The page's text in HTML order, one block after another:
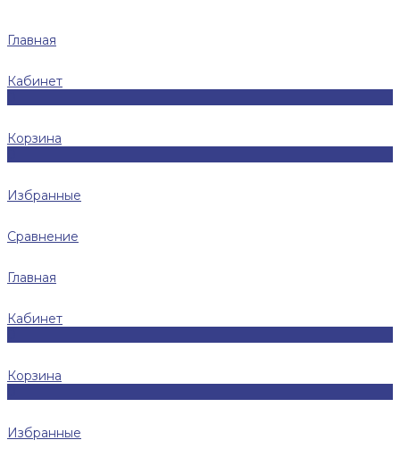
Главная
Кабинет
Корзина
Избранные
Сравнение
Главная
Кабинет
Корзина
Избранные